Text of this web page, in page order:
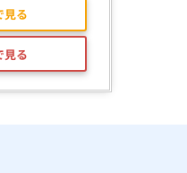
る
見る